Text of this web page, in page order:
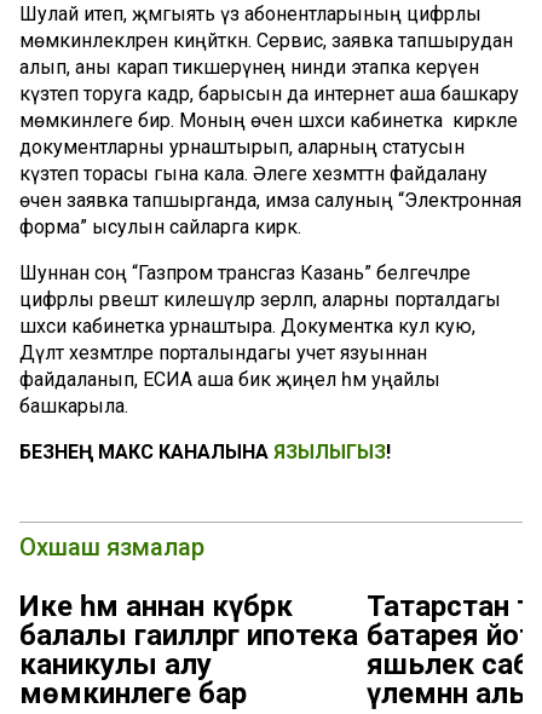
Шулай итеп, җәмгыять үз абонентларының цифрлы
мөмкинлекләрен киңәйткән. Сервис, заявка тапшырудан
алып, аны карап тикшерүнең нинди этапка керүен
күзәтеп торуга кадәр, барысын да интернет аша башкару
мөмкинлеге бирә. Моның өчен шәхси кабинетка кирәкле
документларны урнаштырып, аларның статусын
күзәтеп торасы гына кала. Әлеге хезмәттән файдалану
өчен заявка тапшырганда, имза салуның “Электронная
форма” ысулын сайларга кирәк.
Шуннан соң “Газпром трансгаз Казань” белгечләре
цифрлы рәвештә килешүләр әзерләп, аларны порталдагы
шәхси кабинетка урнаштыра. Документка кул кую,
Дәүләт хезмәтләре порталындагы учет язуыннан
файдаланып, ЕСИА аша бик җиңел һәм уңайлы
башкарыла.
БЕЗНЕҢ МАКС КАНАЛЫНА ЯЗЫЛЫГЫЗ!
Охшаш язмалар
Ике һәм аннан күбрәк
балалы гаиләләргә ипотека
каникулы алу
мөмкинлеге бар
Татарстан
батарея
яшьлек
үлемнән